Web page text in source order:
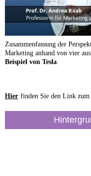
Zusammenfassung der
Marketing anhand von vier
Beispiel von Tesla
Hier finden Sie den Link zum